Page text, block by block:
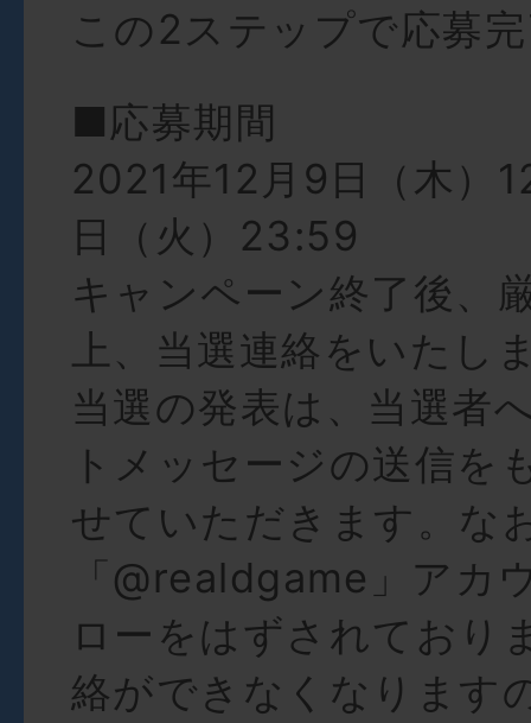
この2ステップで応募
■応募期間
2021年12月9日（木）
日（火）23:59
キャンペーン終了後、
上、当選連絡をいたし
当選の発表は、当選者
トメッセージの送信を
せていただきます。な
「@realdgame」アカ
ローをはずされており
絡ができなくなります